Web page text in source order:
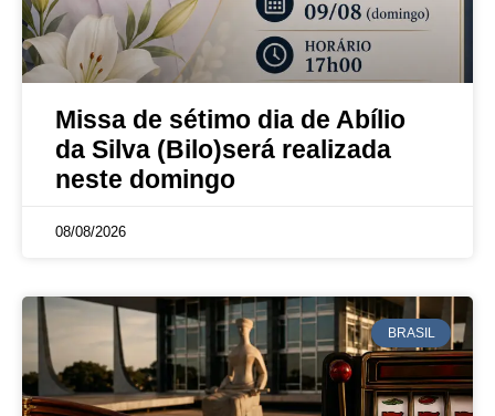
Missa de sétimo dia de Abílio
da Silva (Bilo)será realizada
neste domingo
08/08/2026
BRASIL